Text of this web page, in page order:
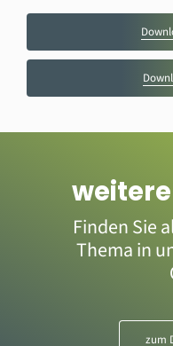
Finden Sie
Thema in
zum